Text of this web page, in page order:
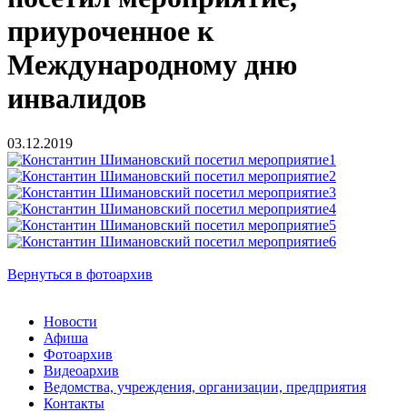
приуроченное к
Международному дню
инвалидов
03.12.2019
Вернуться в фотоархив
Новости
Афиша
Фотоархив
Видеоархив
Ведомства, учреждения, организации, предприятия
Контакты